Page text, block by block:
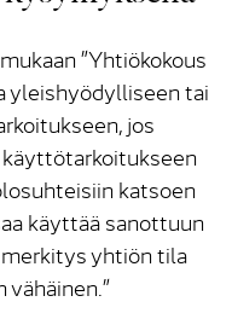
”Yhtiökokous
yleishyödylliseen tai
jos
katsoen
käyttää sanottuun
yhtiön tila